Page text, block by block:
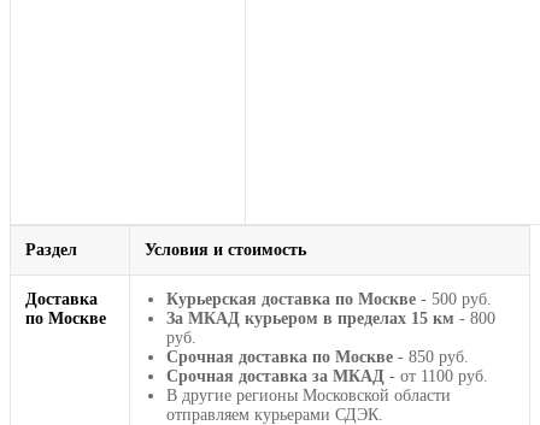
Раздел Условия и стоимость
Доставка
по Москве
Курьерская доставка по Москве - 500 руб.
За МКАД курьером в пределах 15 км - 800
руб.
Срочная доставка по Москве - 850 руб.
Срочная доставка за МКАД - от 1100 руб.
В другие регионы Московской области
отправляем курьерами СДЭК.